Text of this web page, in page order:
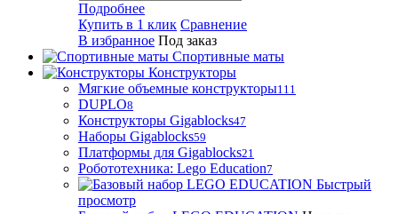
Подробнее
Купить в 1 клик Сравнение
В избранное Под заказ
Спортивные маты
Конструкторы
Мягкие объемные конструкторы111
DUPLO8
Конструкторы Gigablocks47
Наборы Gigablocks59
Платформы для Gigablocks21
Робототехника: Lego Education7
Быстрый
просмотр